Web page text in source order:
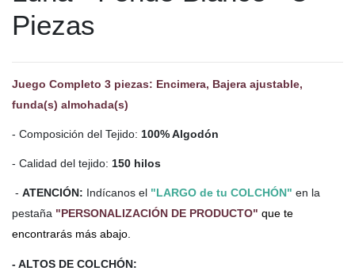
Piezas
Juego Completo 3 piezas: Encimera, Bajera ajustable,
funda(s) almohada(s)
- Composición del Tejido: 100% Algodón
- Calidad del tejido: 150 hilos
- ATENCIÓN: Indícanos el "LARGO de tu COLCHÓN" en la
pestaña "PERSONALIZACIÓN DE PRODUCTO" que te
encontrarás más abajo.
- ALTOS DE COLCHÓN: